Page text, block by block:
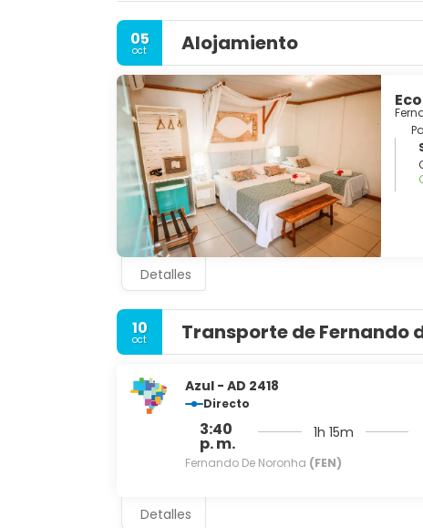
05
oct Alojamiento
Detalles
10
oct Transporte de Fernando
Azul - AD 2418
Directo
3:40
p. m.
Fernando De Noronha (FEN)
1h 15m
Detalles